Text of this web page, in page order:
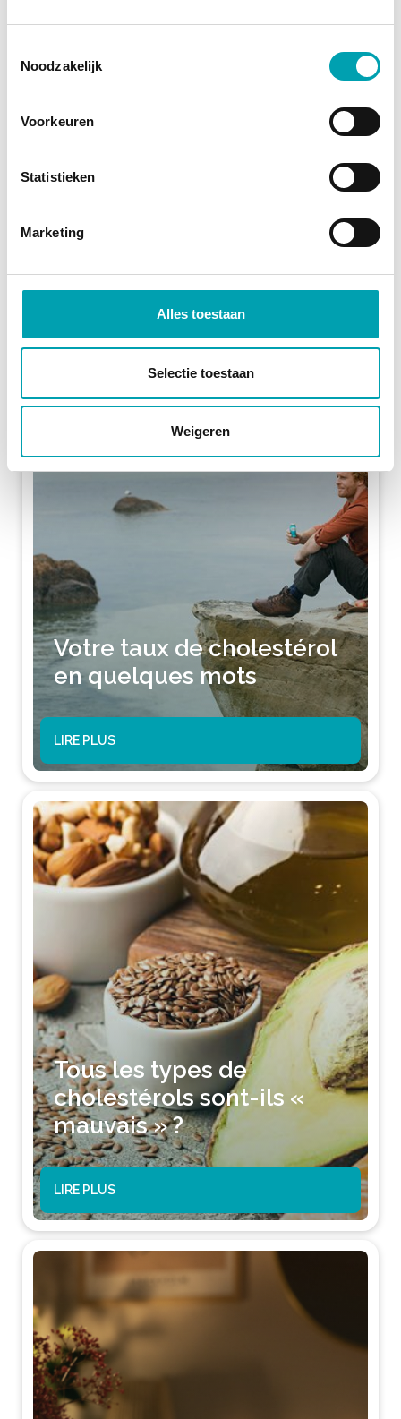
Noodzakelijk
Voorkeuren
Statistieken
Marketing
Alles toestaan
Selectie toestaan
Weigeren
équilibré ?
LIRE PLUS
Votre taux de cholestérol
en quelques mots
LIRE PLUS
Tous les types de
cholestérols sont-ils «
mauvais » ?
LIRE PLUS